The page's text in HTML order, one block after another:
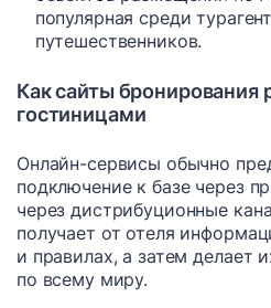
популярная среди
путешественников.
Как сайты бронирования
гостиницами
Онлайн-сервисы обычно
подключение к базе через
через дистрибуционные
получает от отеля
и правилах, а затем делает
по всему миру.